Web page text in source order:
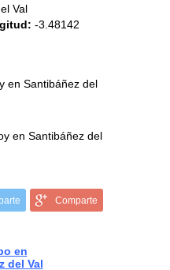
Val
-3.48142
en Santibáñez del
en Santibáñez del
Comparte
en
del Val